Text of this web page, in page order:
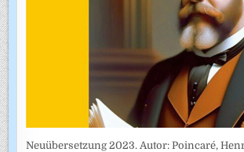
Neuübersetzung 2023. Autor: Poincaré,